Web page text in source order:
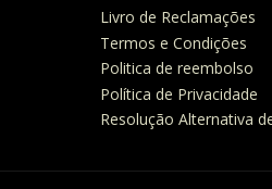
Livro de Reclamações
Termos e Condições
Politica de reembolso
Política de Privacidade
Resolução Alternativa